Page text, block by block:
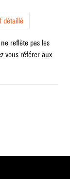
détaillé
reflète pas les
vous référer aux